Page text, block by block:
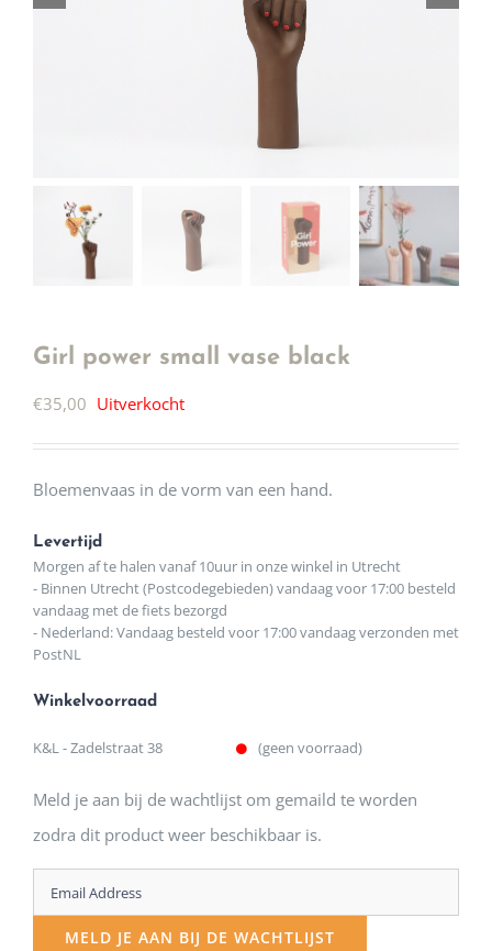
Girl power small vase black
€35,00 Uitverkocht
Bloemenvaas in de vorm van een hand.
Levertijd
Morgen af te halen vanaf 10uur in onze winkel in Utrecht
- Binnen Utrecht (Postcodegebieden) vandaag voor 17:00 besteld
vandaag met de fiets bezorgd
- Nederland: Vandaag besteld voor 17:00 vandaag verzonden met
PostNL
Winkelvoorraad
K&L - Zadelstraat 38 (geen voorraad)
Meld je aan bij de wachtlijst om gemaild te worden
zodra dit product weer beschikbaar is.
Enter
your
MELD JE AAN BIJ DE WACHTLIJST